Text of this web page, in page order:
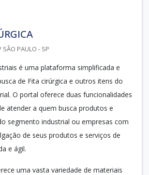
SÃO PAULO - SP
é uma plataforma simplificada e
de Fita cirúrgica e outros itens do
O portal oferece duas funcionalidades
atender a quem busca produtos e
segmento industrial ou empresas com
de seus produtos e serviços de
e ágil.
uma vasta variedade de materiais